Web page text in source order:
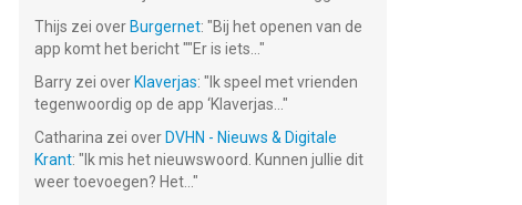
Thijs zei over Burgernet: "Bij het openen van de
app komt het bericht ""Er is iets... "
Barry zei over Klaverjas: " Ik speel met vrienden
tegenwoordig op de app ‘Klaverjas... "
Catharina zei over DVHN - Nieuws & Digitale
Krant: " Ik mis het nieuwswoord. Kunnen jullie dit
weer toevoegen? Het... "